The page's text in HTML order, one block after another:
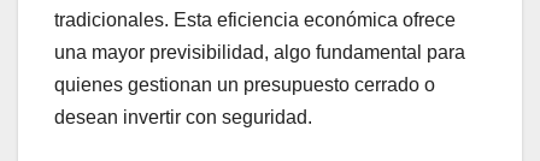
tradicionales. Esta eficiencia económica ofrece
una mayor previsibilidad, algo fundamental para
quienes gestionan un presupuesto cerrado o
desean invertir con seguridad.